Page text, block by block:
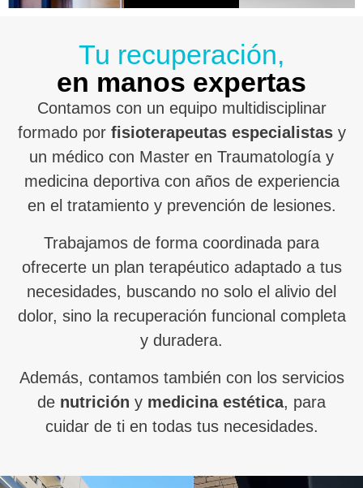
Tu recuperación,
en manos expertas
Contamos con un equipo multidisciplinar
formado por fisioterapeutas especialistasy
un médico con Master en Traumatología y
medicina deportiva con años de experiencia
en el tratamiento y prevención de lesiones.
Trabajamos de forma coordinada para
ofrecerte un plan terapéutico adaptado a tus
necesidades, buscando no solo el alivio del
dolor, sino la recuperación funcional completa
y duradera.
Además, contamos también con los servicios
de nutrición y medicina estética, para
cuidar de ti en todas tus necesidades.